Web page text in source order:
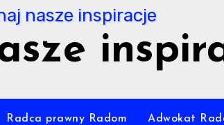
Radca prawny Radom Adwokat